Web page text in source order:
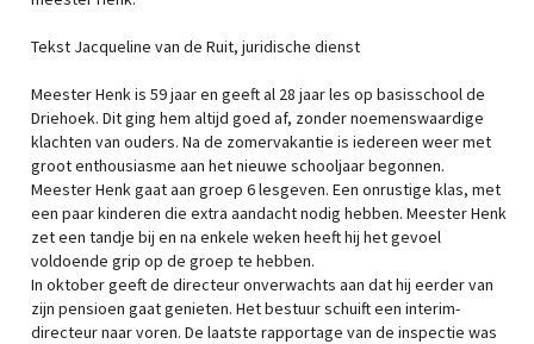
Tekst Jacqueline van de Ruit, juridische dienst
Meester Henk is 59 jaar en geeft al 28 jaar les op basisschool de
Driehoek. Dit ging hem altijd goed af, zonder noemenswaardige
klachten van ouders. Na de zomervakantie is iedereen weer met
groot enthousiasme aan het nieuwe schooljaar begonnen.
Meester Henk gaat aan groep 6 lesgeven. Een onrustige klas, met
een paar kinderen die extra aandacht nodig hebben. Meester Henk
zet een tandje bij en na enkele weken heeft hij het gevoel
voldoende grip op de groep te hebben.
In oktober geeft de directeur onverwachts aan dat hij eerder van
zijn pensioen gaat genieten. Het bestuur schuift een interim-
directeur naar voren. De laatste rapportage van de inspectie was